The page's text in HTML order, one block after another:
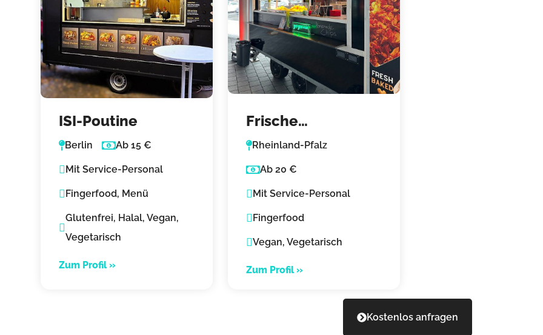
ISI-Poutine
Berlin Ab 15 €
Mit Service-Personal
Fingerfood, Menü
Glutenfrei, Halal, Vegan,
Vegetarisch
Zum Profil »
Frische
Kartoffelchips aus
dem Foodtruck
Rheinland-Pfalz
Ab 20 €
Mit Service-Personal
Fingerfood
Vegan, Vegetarisch
Zum Profil »
Kostenlos anfragen